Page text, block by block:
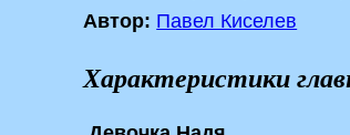
Автор: Павел Киселев
Характеристики